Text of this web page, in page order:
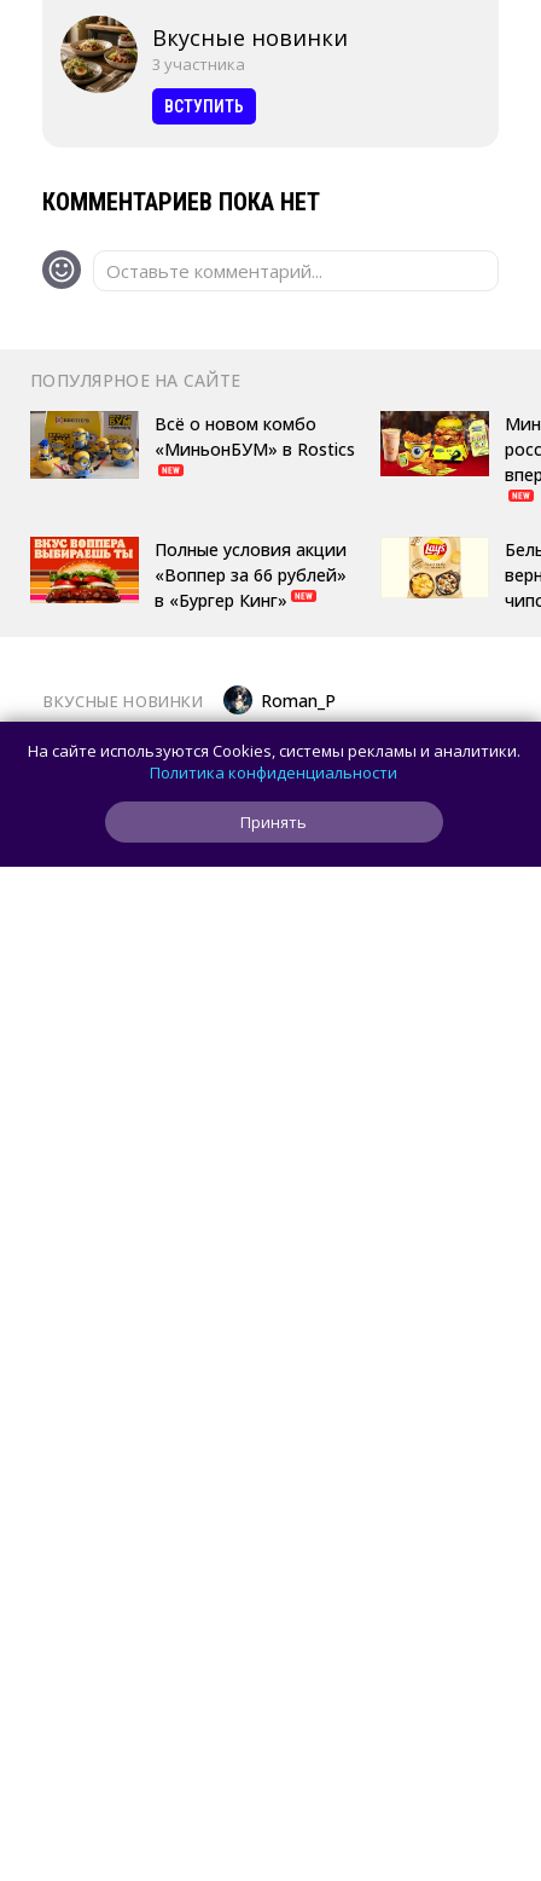
Вкусные новинки
3 участника
ВСТУПИТЬ
КОММЕНТАРИЕВ ПОКА НЕТ
Оставьте комментарий...
ПОПУЛЯРНОЕ НА САЙТЕ
Всё о новом комбо
«МиньонБУМ» в Rostics
Полные условия акции
«Воппер за 66 рублей»
в «Бургер Кинг»
ВКУСНЫЕ НОВИНКИ Roman_P
Московский ресторан начал заигрывать
с ожиданиями гостей, готовя фейковый
На сайте используются Cookies, системы рекламы и аналитики.
Политика конфиденциальности
Принять